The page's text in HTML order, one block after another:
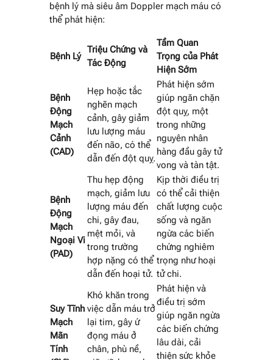
bệnh lý mà siêu âm Doppler mạch máu có
thể phát hiện:
Bệnh Lý
Triệu Chứng và
Tác Động
Tầm Quan
Trọng của Phát
Hiện Sớm
Bệnh
Động
Mạch
Cảnh
(CAD)
Hẹp hoặc tắc
nghẽn mạch
cảnh, gây giảm
lưu lượng máu
đến não, có thể
dẫn đến đột quỵ.
Phát hiện sớm
giúp ngăn chặn
đột quỵ, một
trong những
nguyên nhân
hàng đầu gây tử
vong và tàn tật.
Bệnh
Động
Mạch
Ngoại Vi
(PAD)
Thu hẹp động
mạch, giảm lưu
lượng máu đến
chi, gây đau,
mệt mỏi, và
trong trường
hợp nặng có thể
dẫn đến hoại tử.
Kịp thời điều trị
có thể cải thiện
chất lượng cuộc
sống và ngăn
ngừa các biến
chứng nghiêm
trọng như hoại
tử chi.
Suy Tĩnh
Mạch
Mãn
Tính
Khó khăn trong
việc dẫn máu trở
lại tim, gây ứ
đọng máu ở
chân, phù nề,
Phát hiện và
điều trị sớm
giúp ngăn ngừa
các biến chứng
lâu dài, cải
thiện sức khỏe